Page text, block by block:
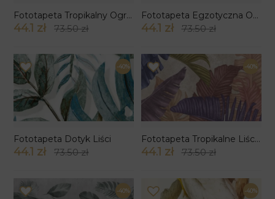
Fototapeta Tropikalny Ogród wzór 3
44.1 zł 73.50 zł
Fototapeta Egzotyczna Oaza
44.1 zł 73.50 zł
-40%
Fototapeta Dotyk Liści
44.1 zł 73.50 zł
-40%
Fototapeta Tropikalne Liście wzór 23
44.1 zł 73.50 zł
-40% -40%